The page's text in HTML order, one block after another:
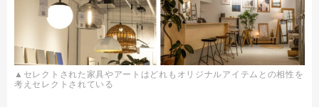
▲セレクトされた家具やアートはどれもオリジナルアイテムとの相性を
考えセレクトされている